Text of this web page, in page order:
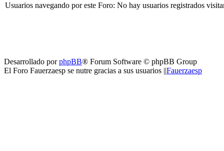
Usuarios navegando por este Foro: No hay usuarios registrados
Desarrollado porphpBB® Forum Software © phpBB Group
El Foro Fauerzaesp se nutre gracias a sus usuarios ||Fauerzaesp